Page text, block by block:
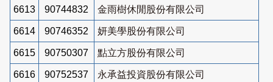
6613 90744832 金雨樹休閒股份有限公司
6614 90746352 妍美學股份有限公司
6615 90750307 點立方股份有限公司
6616 90752537 永承益投資股份有限公司